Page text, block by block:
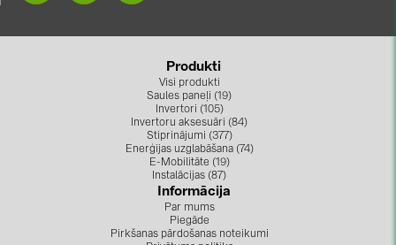
GoodWe (44)
HUAWEI (51)
Produkti
Visi produkti
Saules paneļi (19)
Invertori (105)
Invertoru aksesuāri (84)
Stiprinājumi (377)
Enerģijas uzglabāšana (74)
E-Mobilitāte (19)
Instalācijas (87)
Informācija
Par mums
Piegāde
Pirkšanas pārdošanas noteikumi